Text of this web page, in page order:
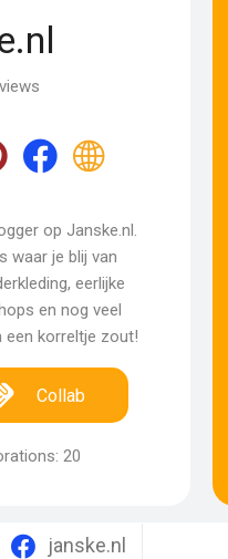
op Janske.nl.
waar je blij van
eerlijke
en nog veel
een korreltje zout!
Collab
20
janske.nl